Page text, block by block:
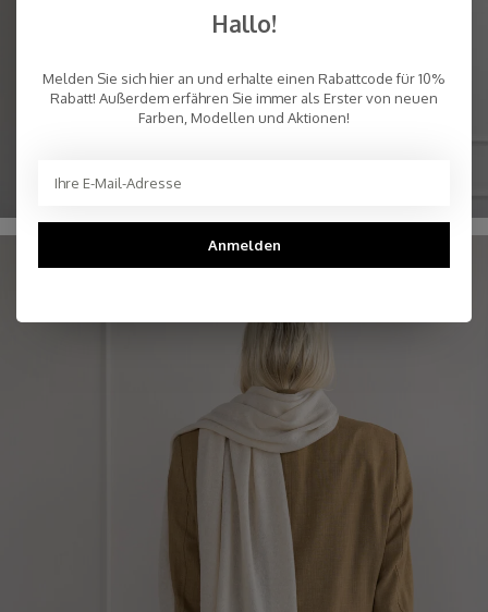
Hallo!
Melden Sie sich hier an und erhalte einen Rabattcode für 10%
Rabatt! Außerdem erfähren Sie immer als Erster von neuen
Farben, Modellen und Aktionen!
Anmelden